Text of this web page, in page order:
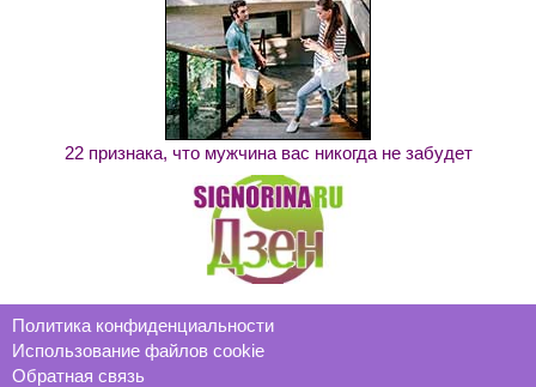
22 признака, что мужчина вас никогда не забудет
Политика конфиденциальности
Использование файлов cookie
Обратная связь